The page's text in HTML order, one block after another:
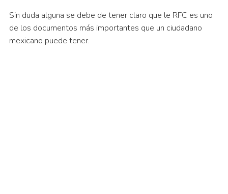
Sin duda alguna se debe de tener claro que le RFC es uno
de los documentos más importantes que un ciudadano
mexicano puede tener.